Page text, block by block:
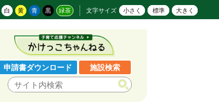
白 黄 青 黒 緑茶 文字サイズ 小さく 標準 大きく
申請書ダウンロード 施設検索